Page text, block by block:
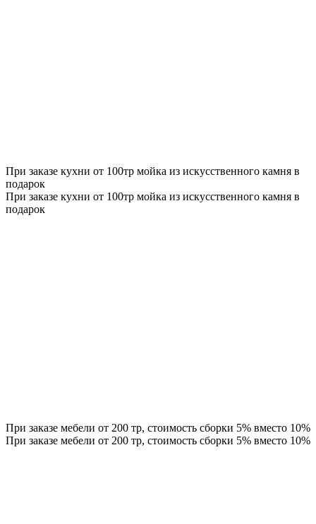
При заказе кухни от 100тр мойка из искусственного камня в
подарок
При заказе кухни от 100тр мойка из искусственного камня в
подарок
При заказе мебели от 200 тр, стоимость сборки 5% вместо 10%
При заказе мебели от 200 тр, стоимость сборки 5% вместо 10%